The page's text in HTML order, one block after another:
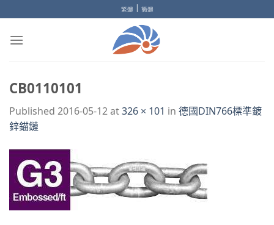
to
content
繁體 | 簡體
CB0110101
Published 2016-05-12at326 × 101 in 德國DIN766標準鍍
鋅錨鏈